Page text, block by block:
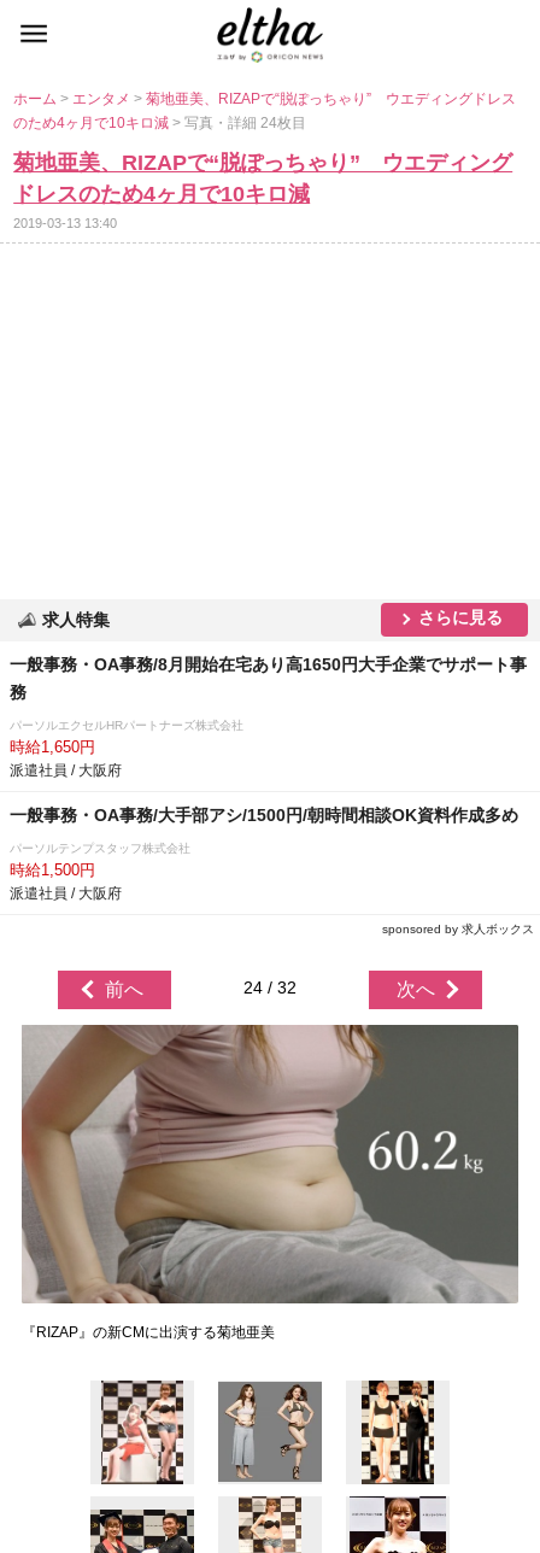
ホーム> エンタメ>菊地亜美、RIZAPで“脱ぽっちゃり” ウエディングドレス
のため4ヶ月で10キロ減> 写真・詳細 24枚目
菊地亜美、RIZAPで“脱ぽっちゃり” ウエディング
ドレスのため4ヶ月で10キロ減
2019-03-13 13:40
求人特集 さらに見る
一般事務・OA事務/8月開始在宅あり高1650円大手企業でサポート事
務
パーソルエクセルHRパートナーズ株式会社
時給1,650円
派遣社員 / 大阪府
一般事務・OA事務/大手部アシ/1500円/朝時間相談OK資料作成多め
パーソルテンプスタッフ株式会社
時給1,500円
派遣社員 / 大阪府
sponsored by 求人ボックス
前へ 24 / 32 次へ
『RIZAP』の新CMに出演する菊地亜美